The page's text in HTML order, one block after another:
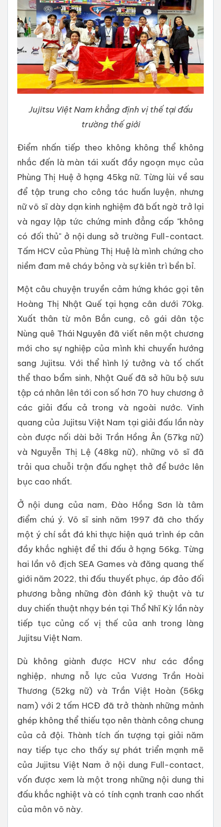
Jujitsu Việt Nam khẳng định vị thế tại đấu
trường thế giới
Điểm nhấn tiếp theo không không thể không
nhắc đến là màn tái xuất đầy ngoạn mục của
Phùng Thị Huệ ở hạng 45kg nữ. Từng lùi về sau
để tập trung cho công tác huấn luyện, nhưng
nữ võ sĩ dày dạn kinh nghiệm đã bất ngờ trở lại
và ngay lập tức chứng minh đẳng cấp "không
có đối thủ" ở nội dung sở trường Full-contact.
Tấm HCV của Phùng Thị Huệ là mình chứng cho
niềm đam mê cháy bỏng và sự kiên trì bền bỉ.
Một câu chuyện truyền cảm hứng khác gọi tên
Hoàng Thị Nhật Quế tại hạng cân dưới 70kg.
Xuất thân từ môn Bắn cung, cô gái dân tộc
Nùng quê Thái Nguyên đã viết nên một chương
mới cho sự nghiệp của mình khi chuyển hướng
sang Jujitsu. Với thể hình lý tưởng và tố chất
thể thao bẩm sinh, Nhật Quế đã sở hữu bộ sưu
tập cá nhân lên tới con số hơn 70 huy chương ở
các giải đấu cả trong và ngoài nước. Vinh
quang của Jujitsu Việt Nam tại giải đấu lần này
còn được nối dài bởi Trần Hồng Ân (57kg nữ)
và Nguyễn Thị Lệ (48kg nữ), những võ sĩ đã
trải qua chuỗi trận đấu nghẹt thở để bước lên
bục cao nhất.
Ở nội dung của nam, Đào Hồng Sơn là tâm
điểm chú ý. Võ sĩ sinh năm 1997 đã cho thấy
một ý chí sắt đá khi thực hiện quá trình ép cân
đầy khắc nghiệt để thi đấu ở hạng 56kg. Từng
hai lần vô địch SEA Games và đăng quang thế
giới năm 2022, thi đấu thuyết phục, áp đảo đối
phương bằng những đòn đánh kỹ thuật và tư
duy chiến thuật nhạy bén tại Thổ Nhĩ Kỳ lần này
tiếp tục củng cố vị thế của anh trong làng
Jujitsu Việt Nam.
Dù không giành được HCV như các đồng
nghiệp, nhưng nỗ lực của Vương Trần Hoài
Thương (52kg nữ) và Trần Việt Hoàn (56kg
nam) với 2 tấm HCĐ đã trở thành những mảnh
ghép không thể thiếu tạo nên thành công chung
của cả đội. Thành tích ấn tượng tại giải năm
nay tiếp tục cho thấy sự phát triển mạnh mẽ
của Jujitsu Việt Nam ở nội dung Full-contact,
vốn được xem là một trong những nội dung thi
đấu khắc nghiệt và có tính cạnh tranh cao nhất
của môn võ này.